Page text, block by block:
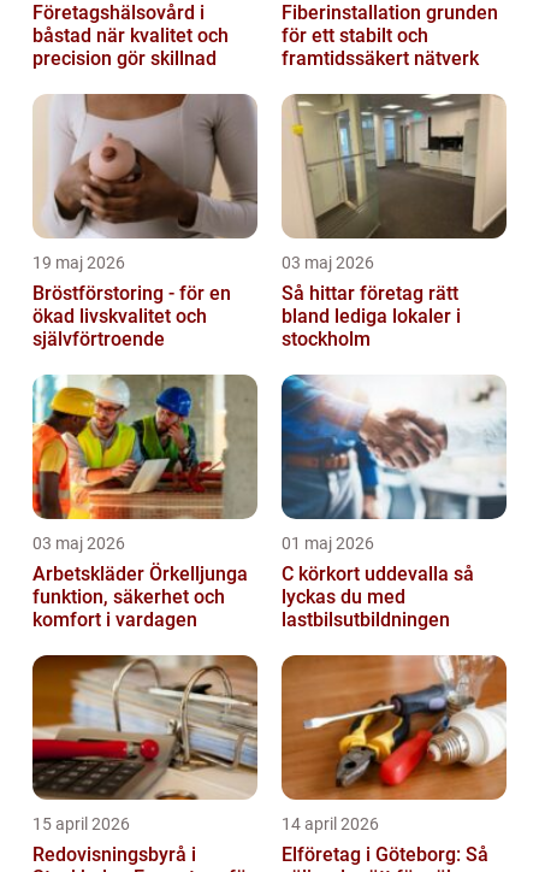
Företagshälsovård i
båstad när kvalitet och
precision gör skillnad
Fiberinstallation grunden
för ett stabilt och
framtidssäkert nätverk
19 maj 2026
Bröstförstoring - för en
ökad livskvalitet och
självförtroende
03 maj 2026
Så hittar företag rätt
bland lediga lokaler i
stockholm
03 maj 2026
Arbetskläder Örkelljunga
funktion, säkerhet och
komfort i vardagen
01 maj 2026
C körkort uddevalla så
lyckas du med
lastbilsutbildningen
15 april 2026
Redovisningsbyrå i
14 april 2026
Elföretag i Göteborg: Så